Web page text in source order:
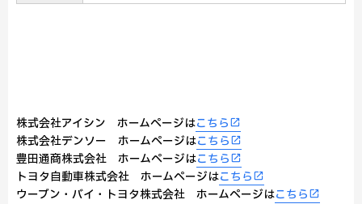
株式会社アイシン ホームページはこちら
株式会社デンソー ホームページはこちら
豊田通商株式会社 ホームページはこちら
トヨタ自動車株式会社 ホームページはこちら
ウーブン・バイ・トヨタ株式会社 ホームページはこちら